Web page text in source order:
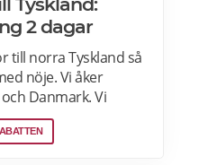
2 dagar
till norra Tyskland så
nöje. Vi åker
Danmark. Vi
och varje
mängder